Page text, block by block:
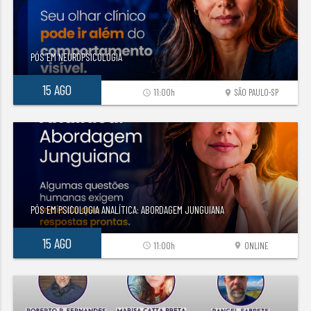
PÓS EM NEUROPSICOLOGIA
15 AGO location_on SÃO PAULO-SP
access_time 11:00h
PÓS EM PSICOLOGIA ANALÍTICA: ABORDAGEM JUNGUIANA
15 AGO location_on ONLINE
access_time 11:00h